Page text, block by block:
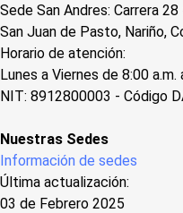
Sede San Andres: Carrera
San Juan de Pasto, Nariño,
Horario de atención:
Lunes a Viernes de 8:00 a.m.
NIT: 8912800003 - Código
Nuestras Sedes
Información de sedes
Última actualización:
03 de Febrero 2025